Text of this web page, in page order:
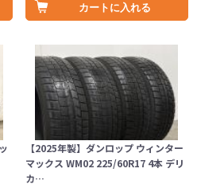
カートに入れる
【2025年製】ダンロップ ウィンター
マックス WM02 225/60R17 4本 デリ
カ…